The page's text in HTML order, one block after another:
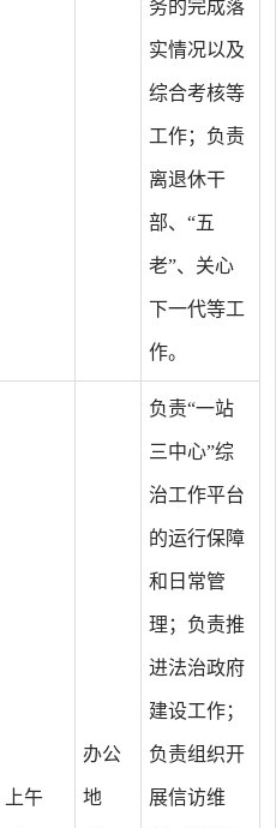
务的完成落
实情况以及
综合考核等
工作；负责
离退休干
部、“五
老”、关心
下一代等工
作。
上午
办公
地
负责“一站
三中心”综
治工作平台
的运行保障
和日常管
理；负责推
进法治政府
建设工作；
负责组织开
展信访维